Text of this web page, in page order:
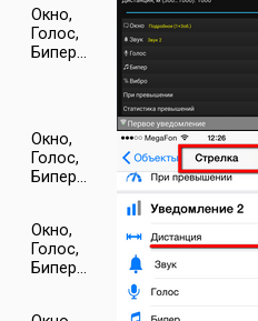
Окно,
Голос,
Бипер...
Окно,
Голос,
Бипер...
Окно,
Голос,
Бипер...